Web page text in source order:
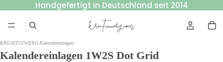
Handgefertigt in Deutschland seit 2014
KREATIVZWERG›Kalendereinlagen
Kalendereinlagen 1W2S Dot Grid